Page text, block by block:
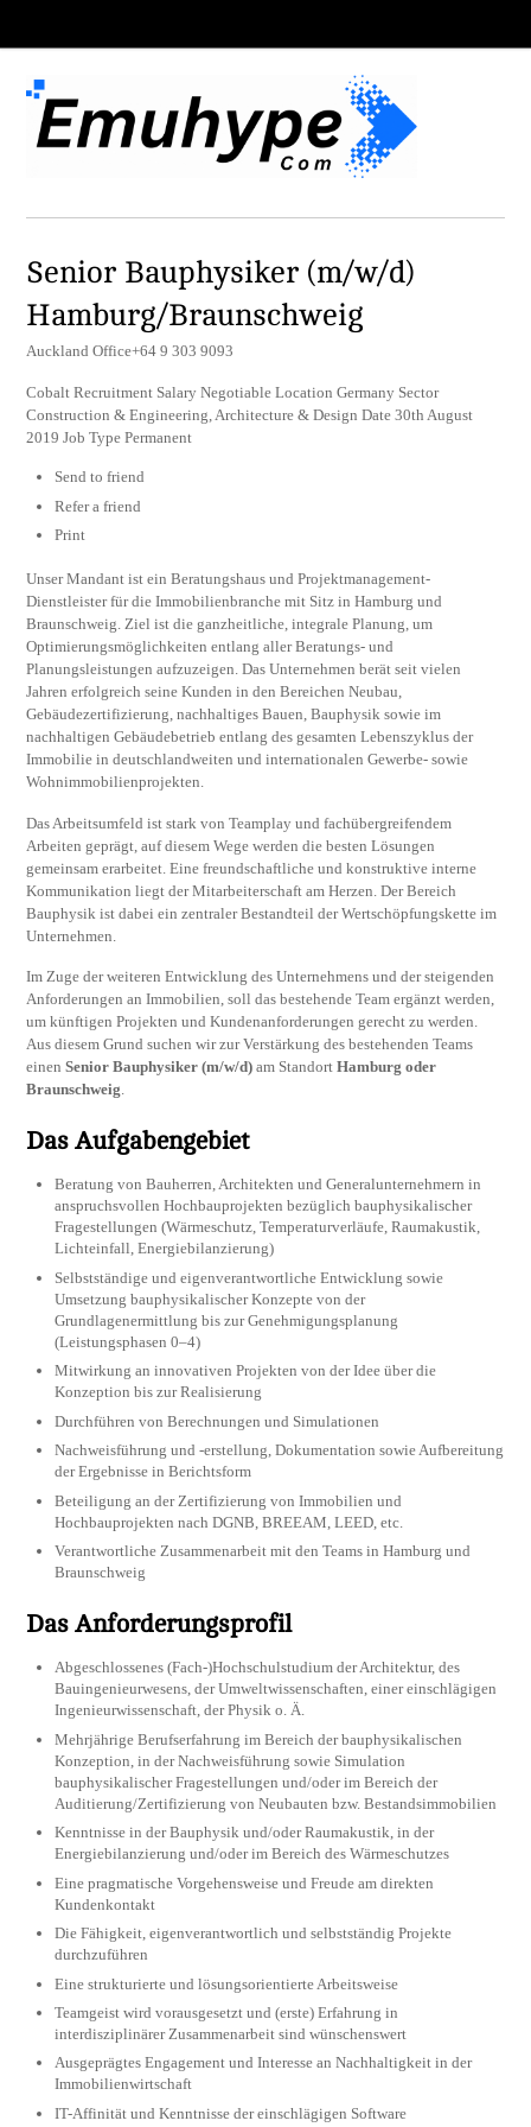
Senior Bauphysiker (m/w/d)
Hamburg/Braunschweig
Auckland Office+64 9 303 9093
Cobalt Recruitment Salary Negotiable Location Germany Sector
Construction & Engineering, Architecture & Design Date 30th August
2019 Job Type Permanent
Send to friend
Refer a friend
Print
Unser Mandant ist ein Beratungshaus und Projektmanagement-
Dienstleister für die Immobilienbranche mit Sitz in Hamburg und
Braunschweig. Ziel ist die ganzheitliche, integrale Planung, um
Optimierungsmöglichkeiten entlang aller Beratungs- und
Planungsleistungen aufzuzeigen. Das Unternehmen berät seit vielen
Jahren erfolgreich seine Kunden in den Bereichen Neubau,
Gebäudezertifizierung, nachhaltiges Bauen, Bauphysik sowie im
nachhaltigen Gebäudebetrieb entlang des gesamten Lebenszyklus der
Immobilie in deutschlandweiten und internationalen Gewerbe- sowie
Wohnimmobilienprojekten.
Das Arbeitsumfeld ist stark von Teamplay und fachübergreifendem
Arbeiten geprägt, auf diesem Wege werden die besten Lösungen
gemeinsam erarbeitet. Eine freundschaftliche und konstruktive interne
Kommunikation liegt der Mitarbeiterschaft am Herzen. Der Bereich
Bauphysik ist dabei ein zentraler Bestandteil der Wertschöpfungskette im
Unternehmen.
Im Zuge der weiteren Entwicklung des Unternehmens und der steigenden
Anforderungen an Immobilien, soll das bestehende Team ergänzt werden,
um künftigen Projekten und Kundenanforderungen gerecht zu werden.
Aus diesem Grund suchen wir zur Verstärkung des bestehenden Teams
einenSenior Bauphysiker (m/w/d) am StandortHamburg oder
Braunschweig.
Das Aufgabengebiet
Beratung von Bauherren, Architekten und Generalunternehmern in
anspruchsvollen Hochbauprojekten bezüglich bauphysikalischer
Fragestellungen (Wärmeschutz, Temperaturverläufe, Raumakustik,
Lichteinfall, Energiebilanzierung)
Selbstständige und eigenverantwortliche Entwicklung sowie
Umsetzung bauphysikalischer Konzepte von der
Grundlagenermittlung bis zur Genehmigungsplanung
(Leistungsphasen 0–4)
Mitwirkung an innovativen Projekten von der Idee über die
Konzeption bis zur Realisierung
Durchführen von Berechnungen und Simulationen
Nachweisführung und -erstellung, Dokumentation sowie Aufbereitung
der Ergebnisse in Berichtsform
Beteiligung an der Zertifizierung von Immobilien und
Hochbauprojekten nach DGNB, BREEAM, LEED, etc.
Verantwortliche Zusammenarbeit mit den Teams in Hamburg und
Braunschweig
Das Anforderungsprofil
Abgeschlossenes (Fach-)Hochschulstudium der Architektur, des
Bauingenieurwesens, der Umweltwissenschaften, einer einschlägigen
Ingenieurwissenschaft, der Physik o. Ä.
Mehrjährige Berufserfahrung im Bereich der bauphysikalischen
Konzeption, in der Nachweisführung sowie Simulation
bauphysikalischer Fragestellungen und/oder im Bereich der
Auditierung/Zertifizierung von Neubauten bzw. Bestandsimmobilien
Kenntnisse in der Bauphysik und/oder Raumakustik, in der
Energiebilanzierung und/oder im Bereich des Wärmeschutzes
Eine pragmatische Vorgehensweise und Freude am direkten
Kundenkontakt
Die Fähigkeit, eigenverantwortlich und selbstständig Projekte
durchzuführen
Eine strukturierte und lösungsorientierte Arbeitsweise
Teamgeist wird vorausgesetzt und (erste) Erfahrung in
interdisziplinärer Zusammenarbeit sind wünschenswert
Ausgeprägtes Engagement und Interesse an Nachhaltigkeit in der
Immobilienwirtschaft
IT-Affinität und Kenntnisse der einschlägigen Software